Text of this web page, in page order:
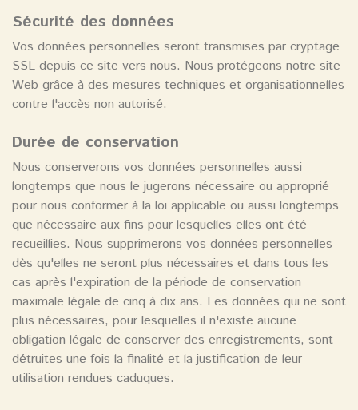
Sécurité des données
Vos données personnelles seront transmises par cryptage
SSL depuis ce site vers nous. Nous protégeons notre site
Web grâce à des mesures techniques et organisationnelles
contre l'accès non autorisé.
Durée de conservation
Nous conserverons vos données personnelles aussi
longtemps que nous le jugerons nécessaire ou approprié
pour nous conformer à la loi applicable ou aussi longtemps
que nécessaire aux fins pour lesquelles elles ont été
recueillies. Nous supprimerons vos données personnelles
dès qu'elles ne seront plus nécessaires et dans tous les
cas après l'expiration de la période de conservation
maximale légale de cinq à dix ans. Les données qui ne sont
plus nécessaires, pour lesquelles il n'existe aucune
obligation légale de conserver des enregistrements, sont
détruites une fois la finalité et la justification de leur
utilisation rendues caduques.